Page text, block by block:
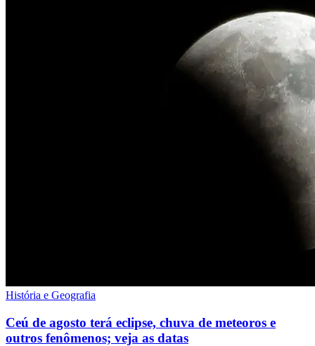
História e Geografia
Ceú de agosto terá eclipse, chuva de meteoros e
outros fenômenos; veja as datas